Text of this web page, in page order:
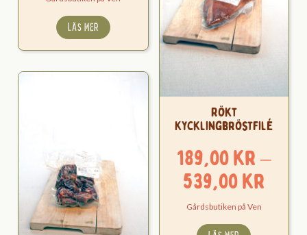
178,00 kr
LÄS MER
Rökt
Kycklingbröstfilé
189,00kr–
539,00kr
Gårdsbutiken på Ven